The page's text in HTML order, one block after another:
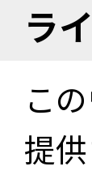
ラ
こ
提